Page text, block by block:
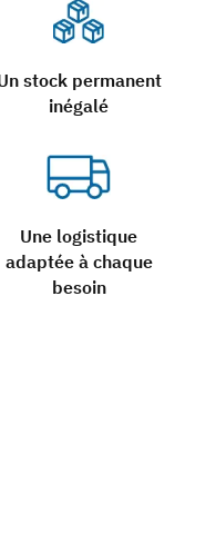
stock permanent
inégalé
Une logistique
adaptée à chaque
besoin